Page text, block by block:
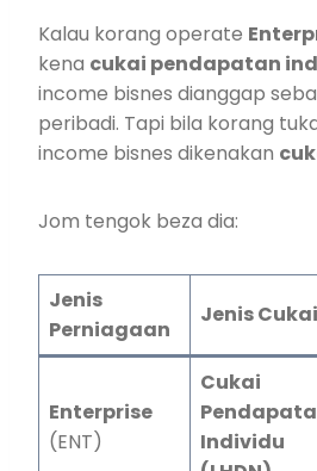
Kalau korang operate
kena cukai pendapatan
income bisnes dianggap
peribadi. Tapi bila korang
income bisnes dikenakan
Jom tengok beza dia:
Jenis
Perniagaan
Jenis Cukai
Enterprise
(ENT)
Cukai
Individu